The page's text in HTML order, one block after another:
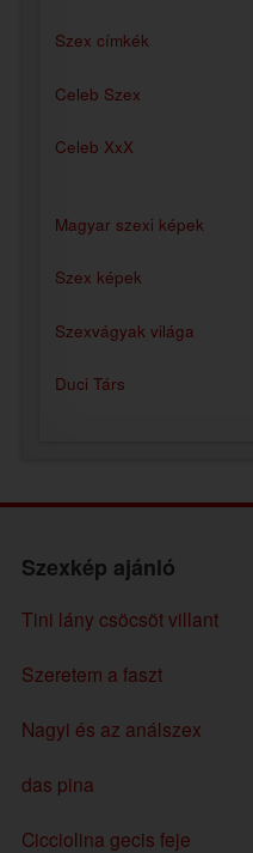
Szex címkék
Celeb Szex
Celeb XxX
Magyar szexi képek
Szex képek
Szexvágyak világa
Duci Társ
Szexkép ajánló
Tini lány csöcsöt villant
Szeretem a faszt
Nagyi és az análszex
das pina
Cicciolina gecis feje